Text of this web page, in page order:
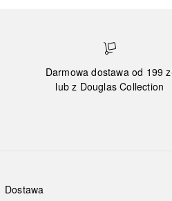
Darmowa dostawa od 199
lub z Douglas Collection
Dostawa